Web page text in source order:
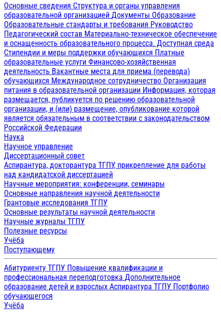
Основные сведения Структура и органы управления
образовательной организацией Документы Образование
Образовательные стандарты и требования Руководство
Педагогический состав Материально-техническое обеспечение
и оснащенность образовательного процесса. Доступная среда
Стипендии и меры поддержки обучающихся Платные
образовательные услуги Финансово-хозяйственная
деятельность Вакантные места для приема (перевода)
обучающихся Международное сотрудничество Организация
питания в образовательной организации Информация, которая
размещается, публикуется по решению образовательной
организации, и (или) размещение, опубликование которой
является обязательным в соответствии с законодательством
Российской Федерации
Наука
Научное управление
Диссертационный совет
Аспирантура, докторантура ТГПУ, прикрепление для работы
над кандидатской диссертацией
Научные мероприятия: конференции, семинары
Основные направления научной деятельности
Грантовые исследования ТГПУ
Основные результаты научной деятельности
Научные журналы ТГПУ
Полезные ресурсы
Учёба
Поступающему
Абитуриенту ТГПУ Повышение квалификации и
профессиональная переподготовка Дополнительное
образование детей и взрослых Аспирантура ТГПУ Портфолио
обучающегося
Учёба